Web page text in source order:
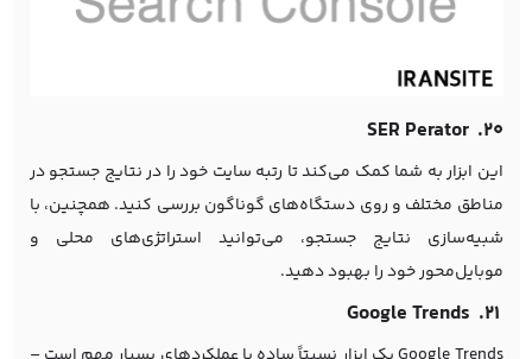
۲۰. SER Perator
این ابزار به شما کمک می‌کند تا رتبه سایت خود را در نتایج جستجو در
مناطق مختلف و روی دستگاه‌های گوناگون بررسی کنید. همچنین، با
شبیه‌سازی نتایج جستجو، می‌توانید استراتژی‌های محلی و
موبایل‌محور خود را بهبود دهید.